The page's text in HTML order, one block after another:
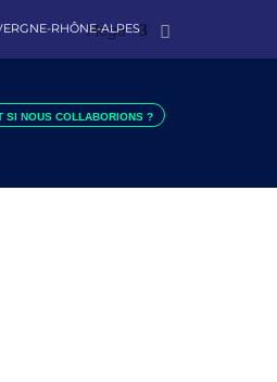
RHÔNE-ALPES
Mega
SI NOUS COLLABORIONS ?